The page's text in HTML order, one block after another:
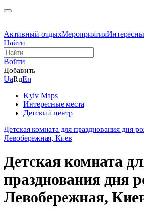
Активный отдыхМероприятия
Найти
Войти
Добавить
UaRuEn
Kyiv Maps
Интересные места
Детский центр
Детская комната для празднования дня
Левобережная, Киев
Детская комната
празднования дня
Левобережная,